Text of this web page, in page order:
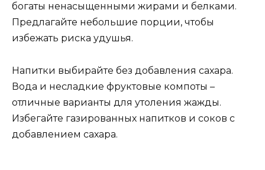
богаты ненасыщенными жирами и белками.
Предлагайте небольшие порции, чтобы
избежать риска удушья.
Напитки выбирайте без добавления сахара.
Вода и несладкие фруктовые компоты –
отличные варианты для утоления жажды.
Избегайте газированных напитков и соков с
добавлением сахара.